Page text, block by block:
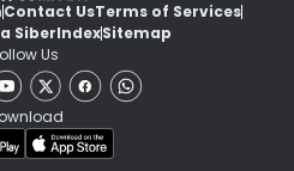
Contact UsTerms of Services
SiberIndexSitemap
Us